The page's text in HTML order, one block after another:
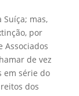
mas,
por
Associados
de vez
em série do
dos